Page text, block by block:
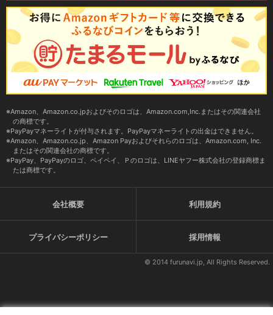
Amazon、Amazon.co.jpおよびそのロゴは、Amazon.com,Inc.またはその関連会社
の商標です。
PayPayマネーライトが付与されます。PayPayマネーライトの出金はできません。
Amazon、Amazon.co.jp、Amazon Payおよびそれらのロゴは、Amazon.com, Inc.
またはその関連会社の商標です。
PayPay、PayPayのロゴ、ペイペイ、Ｐのロゴは、LINEヤフー株式会社の登録商標ま
たは商標です。
会社概要 利用規約
プライバシーポリシー 採用情報
© 2014 furunavi.jp, All Rights Reserved.